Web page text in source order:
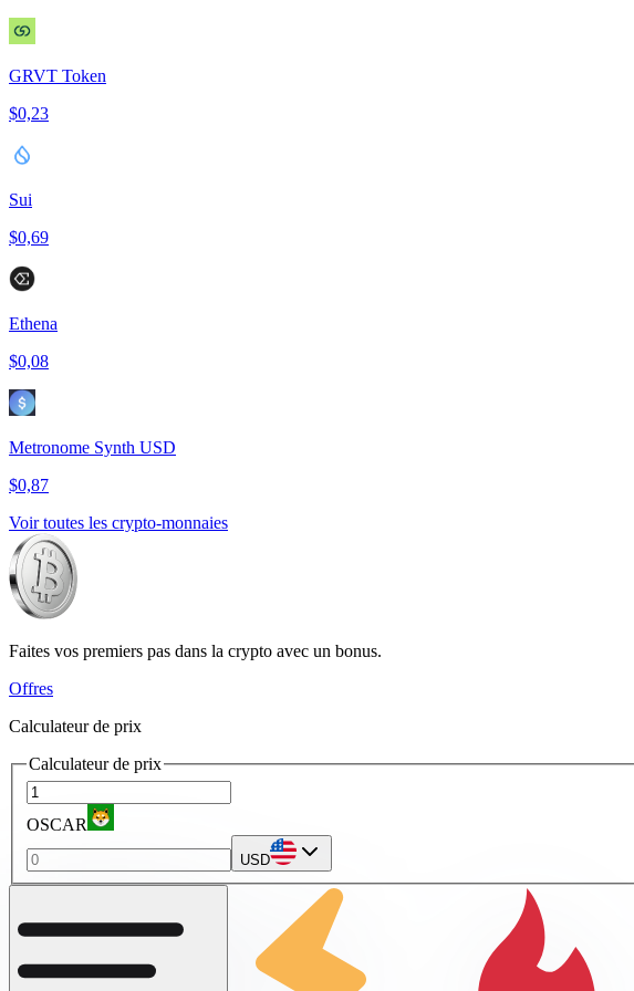
GRVT Token
$0,23
Sui
$0,69
Ethena
$0,08
Metronome Synth USD
$0,87
Voir toutes les crypto-monnaies
Faites vos premiers pas dans la crypto avec un bonus.
Offres
Calculateur de prix
Calculateur de prix
OSCAR
USD